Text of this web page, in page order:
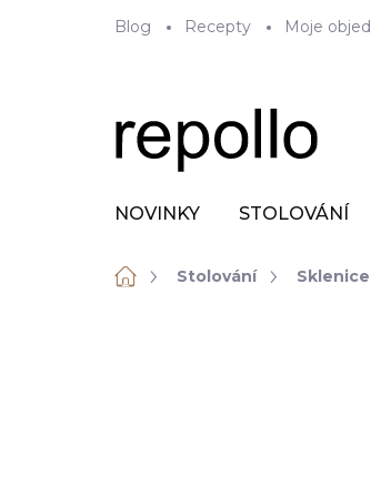
Blog Recepty Moje
NOVINKY STOLOVÁNÍ
DomůStolování Sklenice